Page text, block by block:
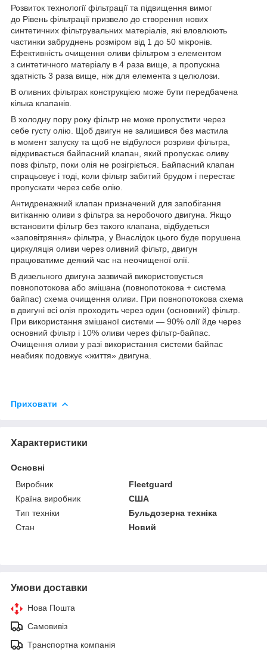
Розвиток технології фільтрації та підвищення вимог
до Рівень фільтрації призвело до створення нових
синтетичних фільтрувальних матеріалів, які вловлюють
частинки забруднень розміром від 1 до 50 мікронів.
Ефективність очищення оливи фільтром з елементом
з синтетичного матеріалу в 4 раза вище, а пропускна
здатність 3 раза вище, ніж для елемента з целюлози.
В оливних фільтрах конструкцією може бути передбачена
кілька клапанів.
В холодну пору року фільтр не може пропустити через
себе густу олію. Щоб двигун не залишився без мастила
в момент запуску та щоб не відбулося розриви фільтра,
відкривається байпасний клапан, який пропускає оливу
повз фільтр, поки олія не розігріється. Байпасний клапан
спрацьовує і тоді, коли фільтр забитий брудом і перестає
пропускати через себе олію.
Антидренажний клапан призначений для запобігання
витіканню оливи з фільтра за неробочого двигуна. Якщо
встановити фільтр без такого клапана, відбудеться
«заповітряння» фільтра, у Внаслідок цього буде порушена
циркуляція оливи через оливний фільтр, двигун
працюватиме деякий час на неочищеної олії.
В дизельного двигуна зазвичай використовується
повнопотокова або змішана (повнопотокова + система
байпас) схема очищення оливи. При повнопотокова схема
в двигуні всі олія проходить через один (основний) фільтр.
При використання змішаної системи — 90% олії йде через
основний фільтр і 10% оливи через фільтр-байпас.
Очищення оливи у разі використання системи байпас
неабияк подовжує «життя» двигуна.
Приховати
Характеристики
Основні
Виробник
Fleetguard
Країна виробник
США
Тип техніки
Бульдозерна техніка
Стан
Новий
Умови доставки
Нова Пошта
Самовивіз
Транспортна компанія